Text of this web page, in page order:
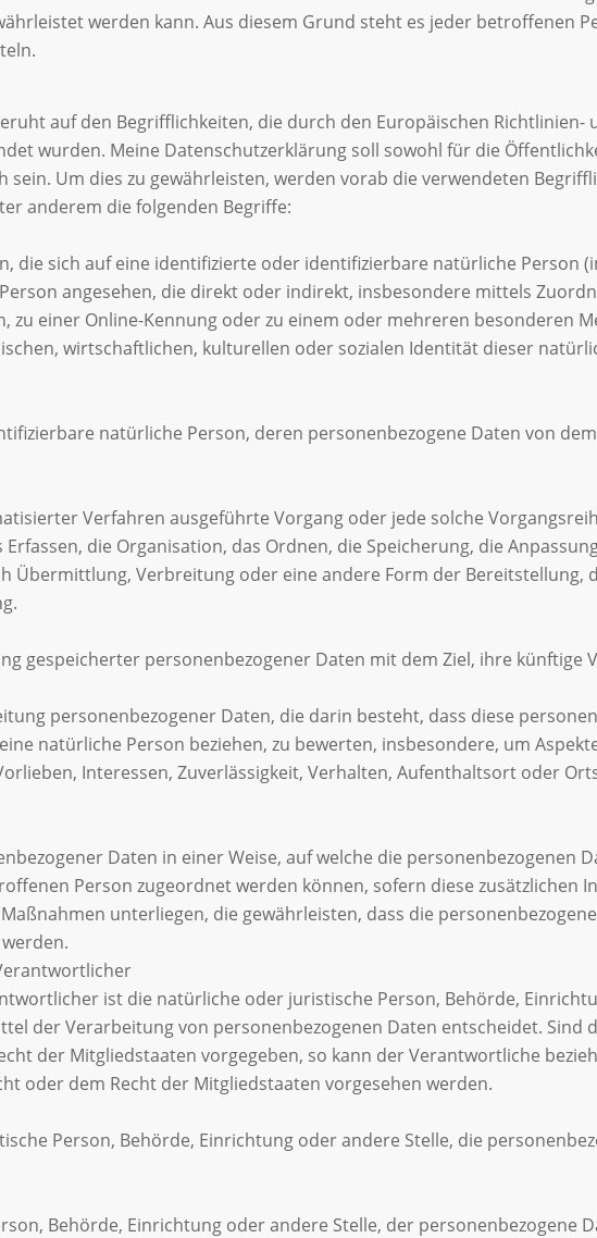
werden kann. Aus diesem Grund steht es jeder betroffenen
auf den Begrifflichkeiten, die durch den Europäischen
wurden. Meine Datenschutzerklärung soll sowohl für die
Um dies zu gewährleisten, werden vorab die verwendeten
anderem die folgenden Begriffe:
die sich auf eine identifizierte oder identifizierbare natürliche Person
angesehen, die direkt oder indirekt, insbesondere mittels
zu einer Online-Kennung oder zu einem oder mehreren besonderen
wirtschaftlichen, kulturellen oder sozialen Identität dieser
natürliche Person, deren personenbezogene Daten von
Verfahren ausgeführte Vorgang oder jede solche
die Organisation, das Ordnen, die Speicherung, die
Übermittlung, Verbreitung oder eine andere Form der Bereitstellung,
gespeicherter personenbezogener Daten mit dem Ziel, ihre künftige
personenbezogener Daten, die darin besteht, dass diese
natürliche Person beziehen, zu bewerten, insbesondere, um
Interessen, Zuverlässigkeit, Verhalten, Aufenthaltsort oder
Daten in einer Weise, auf welche die personenbezogenen
Person zugeordnet werden können, sofern diese zusätzlichen
unterliegen, die gewährleisten, dass die
ist die natürliche oder juristische Person, Behörde,
der Verarbeitung von personenbezogenen Daten entscheidet. Sind
der Mitgliedstaaten vorgegeben, so kann der Verantwortliche
oder dem Recht der Mitgliedstaaten vorgesehen werden.
Person, Behörde, Einrichtung oder andere Stelle, die
Behörde, Einrichtung oder andere Stelle, der personenbezogene